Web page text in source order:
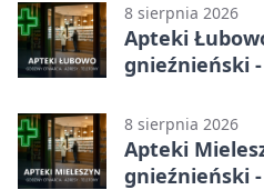
8 sierpnia 2026
Apteki
gnieźnieński
8 sierpnia 2026
Apteki
gnieźnieński